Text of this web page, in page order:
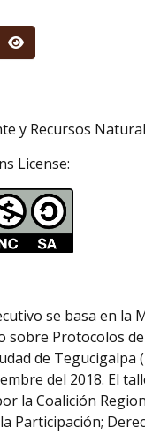
y Recursos
License:
se basa en la
sobre Protocolos
de Tegucigalpa
del 2018. El
la Coalición
Participación;